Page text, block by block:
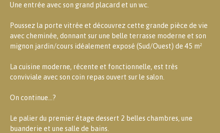
Une entrée avec son grand placard et un wc.
Poussez la porte vitrée et découvrez cette grande pièce de vie
avec cheminée, donnant sur une belle terrasse moderne et son
mignon jardin/cours idéalement exposé (Sud/Ouest) de 45 m²
La cuisine moderne, récente et fonctionnelle, est très
conviviale avec son coin repas ouvert sur le salon.
On continue...?
Le palier du premier étage dessert 2 belles chambres, une
buanderie et une salle de bains.